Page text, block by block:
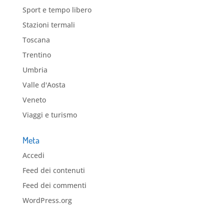
Sport e tempo libero
Stazioni termali
Toscana
Trentino
Umbria
Valle d'Aosta
Veneto
Viaggi e turismo
Meta
Accedi
Feed dei contenuti
Feed dei commenti
WordPress.org